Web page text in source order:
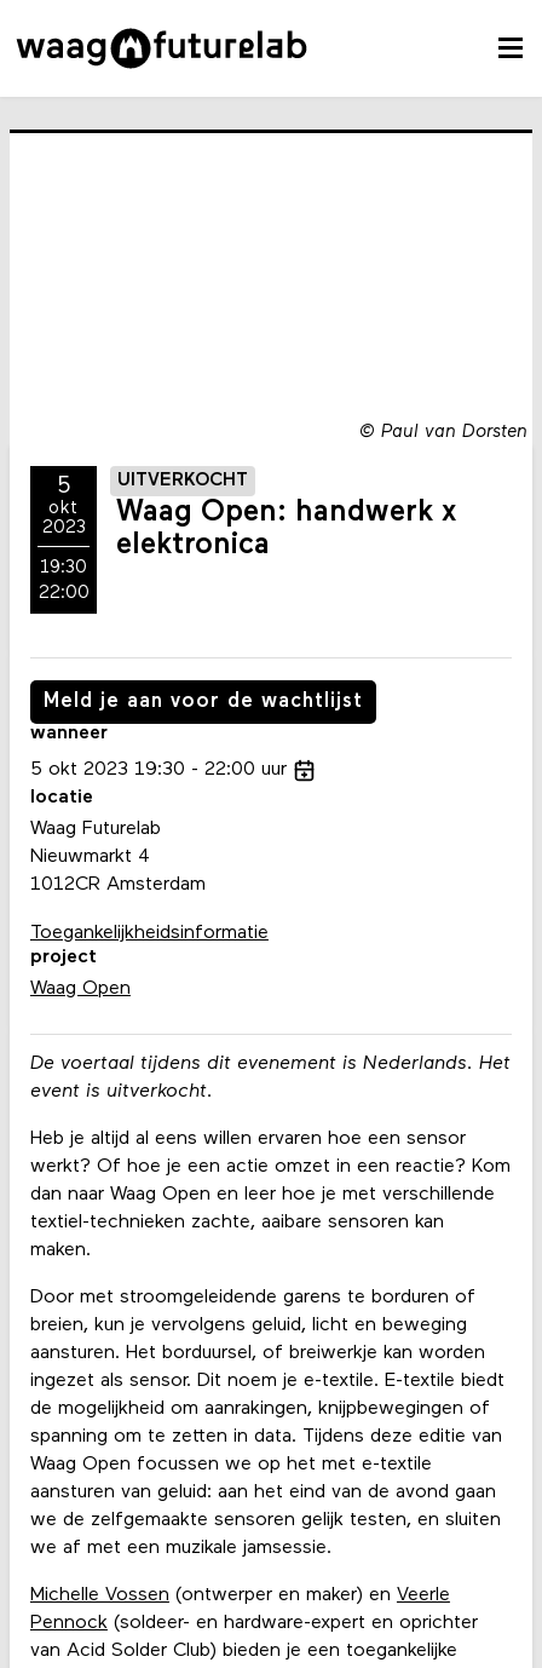
© Paul van Dorsten
5
okt
2023
19:30
22:00
UITVERKOCHT
Waag Open: handwerk x
elektronica
De voertaal tijdens dit evenement is Nederlands. Het
event is uitverkocht.
Heb je altijd al eens willen ervaren hoe een sensor
werkt? Of hoe je een actie omzet in een reactie? Kom
dan naar Waag Open en leer hoe je met verschillende
textiel-technieken zachte, aaibare sensoren kan
maken.
Door met stroomgeleidende garens te borduren of
breien, kun je vervolgens geluid, licht en beweging
aansturen. Het borduursel, of breiwerkje kan worden
ingezet als sensor. Dit noem je e-textile. E-textile biedt
de mogelijkheid om aanrakingen, knijpbewegingen of
spanning om te zetten in data. Tijdens deze editie van
Waag Open focussen we op het met e-textile
aansturen van geluid: aan het eind van de avond gaan
we de zelfgemaakte sensoren gelijk testen, en sluiten
we af met een muzikale jamsessie.
Michelle Vossen (ontwerper en maker) en Veerle
Pennock(soldeer- en hardware-expert en oprichter
van Acid Solder Club) bieden je een toegankelijke
Meld je aan voor de wachtlijst
wanneer
5 okt 2023 19:30 22:00 uur
locatie
Waag Futurelab
Nieuwmarkt 4
1012CR Amsterdam
Toegankelijkheidsinformatie
project
Waag Open